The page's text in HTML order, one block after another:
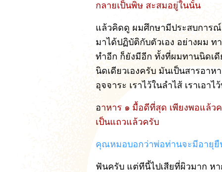
กลายเป็นพิษ สะสมอยู่ในนั้น
แล้วคิดดู ผมศึกษามีประสบการ
มาได้ปฏิบัติกับตัวเอง อย่างผม
ทำอีก ก็ยังมีอีก ทั้งที่ผมทานนิดเ
นิดเดียวเองครับ มันเป็นสารอาห
อุจจาระ เราไว้ในลำไส้ เราเอาไ
อาหาร ๑ มื้อดีที่สุด เพียงพอแล้ว
เป็นแถวแล้วครับ
คุณหมอบอกว่าพ่อท่านจะมีอายุยื
ฟันครับ แต่ทีนี้ไปเสียที่ผิวมาก ห